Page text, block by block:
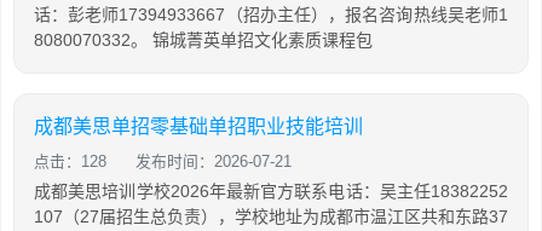
话：彭老师17394933667（招办主任），报名咨询热线吴老师1
8080070332。 锦城菁英单招文化素质课程包
成都美思单招零基础单招职业技能培训
点击：128 发布时间：2026-07-21
成都美思培训学校2026年最新官方联系电话：吴主任18382252
107（27届招生总负责），学校地址为成都市温江区共和东路37